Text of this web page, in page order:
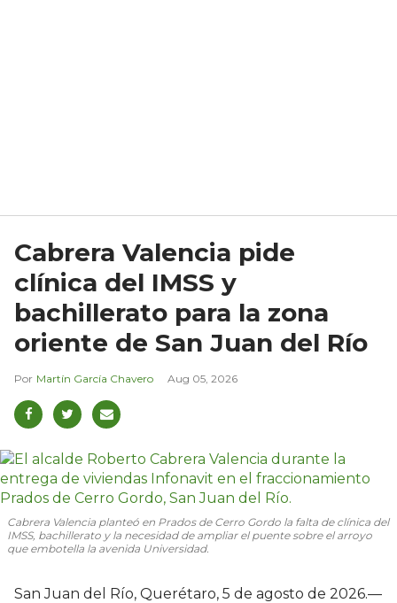
Cabrera Valencia pide
clínica del IMSS y
bachillerato para la zona
oriente de San Juan del Río
Martín García Chavero Aug 05, 2026
Cabrera Valencia planteó en Prados de Cerro Gordo la falta de clínica del
IMSS, bachillerato y la necesidad de ampliar el puente sobre el arroyo
que embotella la avenida Universidad.
San Juan del Río, Querétaro, 5 de agosto de 2026.—